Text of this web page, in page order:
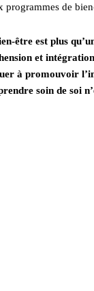
programmes de
être est plus
et
à promouvoir
soin de soi